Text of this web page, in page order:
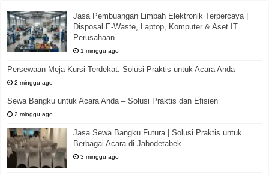
Jasa Pembuangan Limbah Elektronik Terpercaya |
Disposal E-Waste, Laptop, Komputer & Aset IT
Perusahaan
1 minggu ago
Persewaan Meja Kursi Terdekat: Solusi Praktis untuk Acara Anda
2 minggu ago
Sewa Bangku untuk Acara Anda – Solusi Praktis dan Efisien
2 minggu ago
Jasa Sewa Bangku Futura | Solusi Praktis untuk
Berbagai Acara di Jabodetabek
3 minggu ago